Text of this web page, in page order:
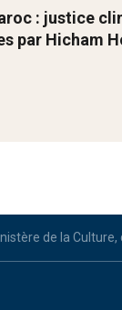
: justice
par Hicham
de la